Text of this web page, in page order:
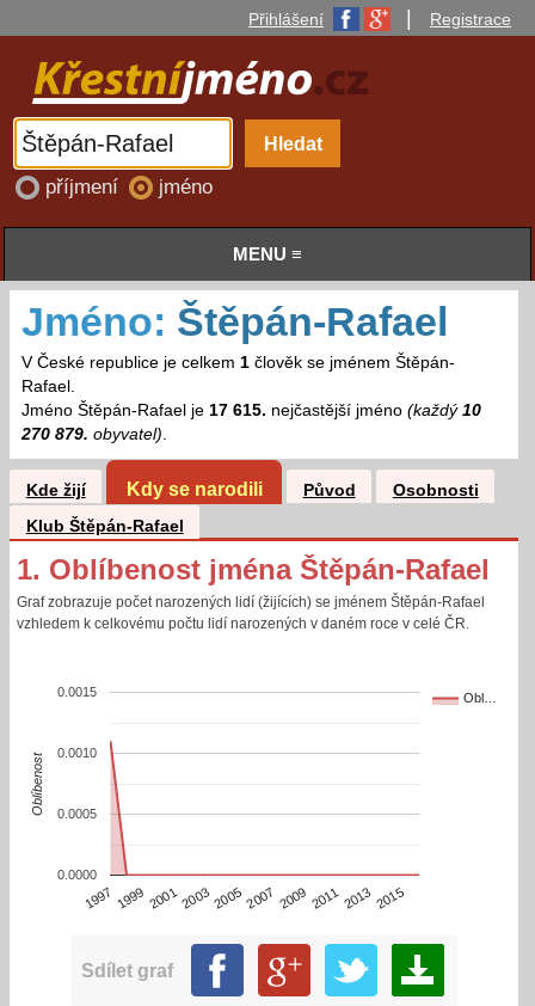
Přihlášení Registrace
příjmení jméno
MENU ≡
Jméno: Štěpán-Rafael
V České republice je celkem 1člověk se jménem Štěpán-
Rafael.
Jméno Štěpán-Rafael je 17 615. nejčastější jméno (každý 10
270 879. obyvatel).
Kde žijí Kdy se narodili Původ
Osobnosti
Klub Štěpán-Rafael
1. Oblíbenost jména Štěpán-Rafael
Graf zobrazuje počet narozených lidí (žijících) se jménem Štěpán-Rafael
vzhledem k celkovému počtu lidí narozených v daném roce v celé ČR.
Obl…
1997 1999 2001200320052007 2009 201120132015
0.0000
0.0005
0.0010
0.0015
Oblíbenost
Sdílet graf